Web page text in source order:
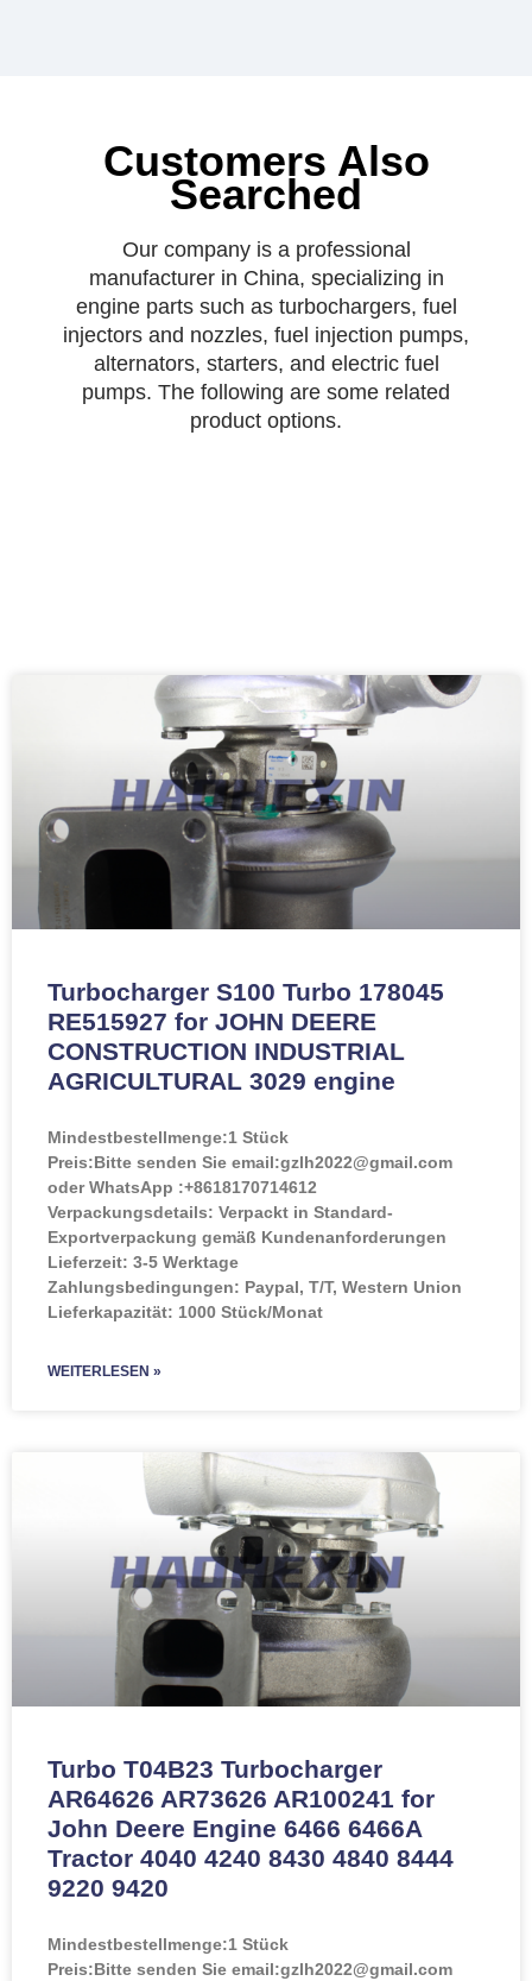
Customers Also
Searched
Our company is a professional
manufacturer in China, specializing in
engine parts such as turbochargers, fuel
injectors and nozzles, fuel injection pumps,
alternators, starters, and electric fuel
pumps. The following are some related
product options.
Turbocharger S100 Turbo 178045
RE515927 for JOHN DEERE
CONSTRUCTION INDUSTRIAL
AGRICULTURAL 3029 engine
Mindestbestellmenge:1 Stück
Preis:Bitte senden Sie email:gzlh2022@gmail.com
oder WhatsApp :+8618170714612
Verpackungsdetails: Verpackt in Standard-
Exportverpackung gemäß Kundenanforderungen
Lieferzeit: 3-5 Werktage
Zahlungsbedingungen: Paypal, T/T, Western Union
Lieferkapazität: 1000 Stück/Monat
WEITERLESEN »
Turbo T04B23 Turbocharger
AR64626 AR73626 AR100241 for
John Deere Engine 6466 6466A
Tractor 4040 4240 8430 4840 8444
9220 9420
Mindestbestellmenge:1 Stück
Preis:Bitte senden Sie email:gzlh2022@gmail.com